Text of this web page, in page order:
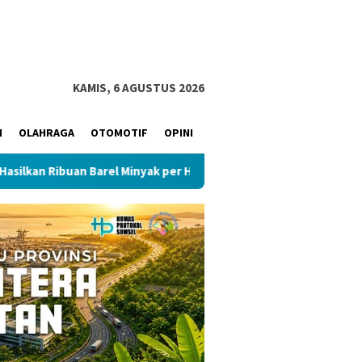
KAMIS, 6 AGUSTUS 2026
OLAHRAGA OTOMOTIF OPINI
Barel Minyak per Hari Muba Masuk Enam Besar